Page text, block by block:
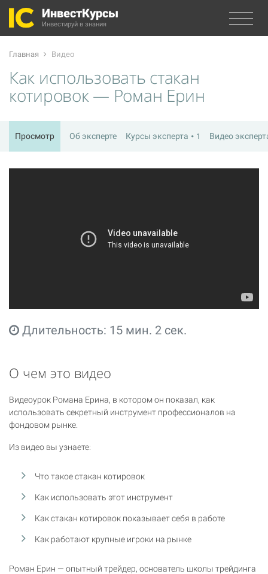
ИнвестКурсы
Инвестируй в знания
Главная Видео
Как использовать стакан
котировок — Роман Ерин
Просмотр Об эксперте Курсы эксперта 1 Видео
Длительность: 15 мин. 2 сек.
О чем это видео
Видеоурок Романа Ерина, в котором он показал, как
использовать секретный инструмент профессионалов на
фондовом рынке.
Из видео вы узнаете:
Что такое стакан котировок
Как использовать этот инструмент
Как стакан котировок показывает себя в работе
Как работают крупные игроки на рынке
Роман Ерин — опытный трейдер, основатель школы трейдинга